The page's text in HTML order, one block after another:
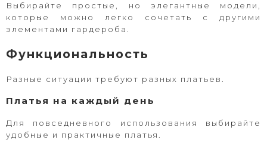
Выбирайте простые, но элегантные модели,
которые можно легко сочетать с другими
элементами гардероба.
Функциональность
Разные ситуации требуют разных платьев.
Платья на каждый день
Для повседневного использования выбирайте
удобные и практичные платья.